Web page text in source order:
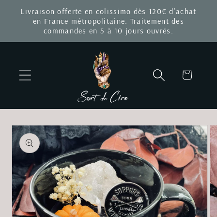
passer
contenu
Livraison offerte en colissimo dès 120€ d'achat
en France métropolitaine. Traitement des
commandes en 5 à 10 jours ouvrés.
Panier
Passer aux
informations
produits